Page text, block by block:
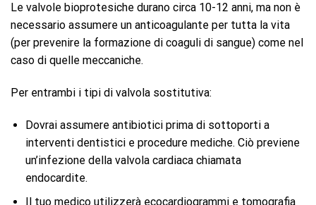
Le valvole bioprotesiche durano circa 10-12 anni, ma non è
necessario assumere un anticoagulante per tutta la vita
(per prevenire la formazione di coaguli di sangue) come nel
caso di quelle meccaniche.
Per entrambi i tipi di valvola sostitutiva:
Dovrai assumere antibiotici prima di sottoporti a
interventi dentistici e procedure mediche. Ciò previene
un’infezione della valvola cardiaca chiamata
endocardite.
Il tuo medico utilizzerà ecocardiogrammi e tomografia